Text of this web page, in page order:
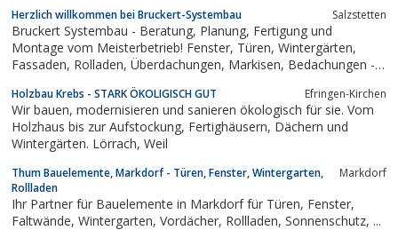
Herzlich willkommen bei Bruckert-Systembau Salzstetten
Bruckert Systembau - Beratung, Planung, Fertigung und
Montage vom Meisterbetrieb! Fenster, Türen, Wintergärten,
Fassaden, Rolladen, Überdachungen, Markisen, Bedachungen -
Holzbau Krebs - STARK ÖKOLIGISCH GUT Efringen-Kirchen
Wir bauen, modernisieren und sanieren ökologisch für sie. Vom
Holzhaus bis zur Aufstockung, Fertighäusern, Dächern und
Wintergärten. Lörrach, Weil
Thum Bauelemente, Markdorf - Türen, Fenster, Wintergarten,
Rollladen
Markdorf
Ihr Partner für Bauelemente in Markdorf für Türen, Fenster,
Faltwände, Wintergarten, Vordächer, Rollladen, Sonnenschutz, ...